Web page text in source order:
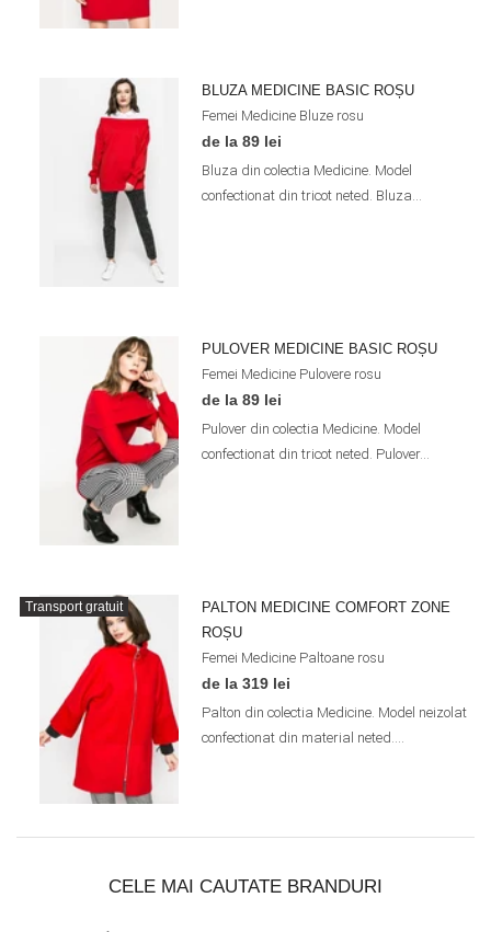
BLUZA MEDICINE BASIC ROȘU
Femei Medicine Bluze rosu
de la 89 lei
Bluza din colectia Medicine. Model
confectionat din tricot neted. Bluza...
PULOVER MEDICINE BASIC ROȘU
Femei Medicine Pulovere rosu
de la 89 lei
Pulover din colectia Medicine. Model
confectionat din tricot neted. Pulover...
Transport gratuit
PALTON MEDICINE COMFORT ZONE
ROȘU
Femei Medicine Paltoane rosu
de la 319 lei
Palton din colectia Medicine. Model neizolat
confectionat din material neted....
CELE MAI CAUTATE BRANDURI